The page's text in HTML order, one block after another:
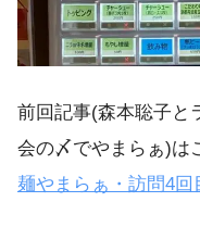
前回記事(森本聡子と
会の〆でやまらぁ)は
麺やまらぁ・訪問4回